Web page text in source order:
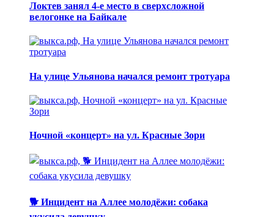
Локтев занял 4-е место в сверхсложной
велогонке на Байкале
На улице Ульянова начался ремонт тротуара
Ночной «концерт» на ул. Красные Зори
🐕 Инцидент на Аллее молодёжи: собака